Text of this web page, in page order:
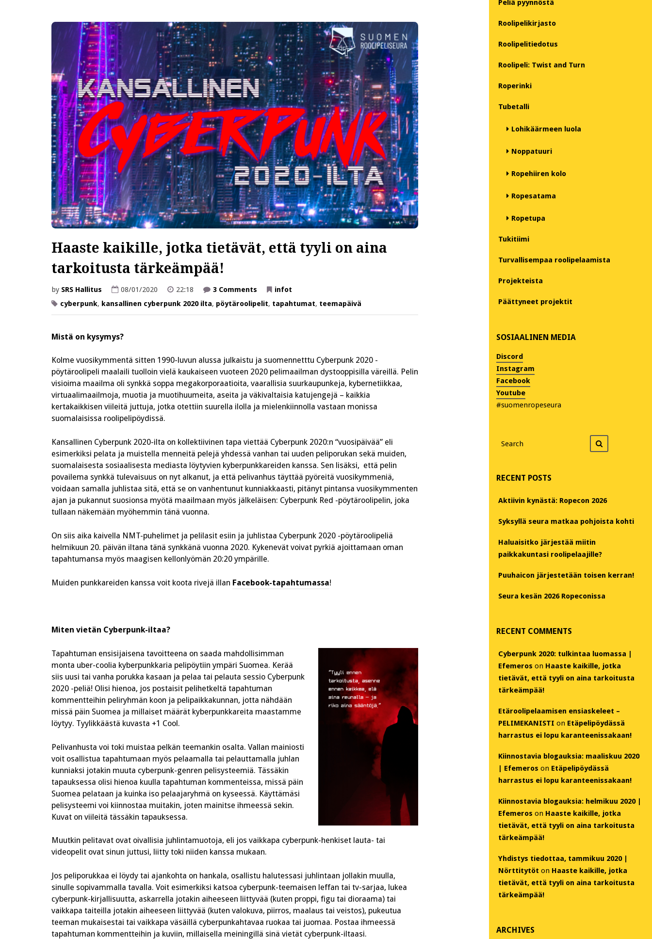
Haaste kaikille, jotka tietävät, että tyyli on aina
tarkoitusta tärkeämpää!
by SRS Hallitus 08/01/2020 22:18 3 Commentson
kaikille,
jotka
tärkeämpää!
infot
cyberpunk, kansallinen cyberpunk 2020 ilta, pöytäroolipelit, tapahtumat, teemapäivä
Mistä on kysymys?
Kolme vuosikymmentä sitten 1990-luvun alussa julkaistu ja suomennetttu Cyberpunk 2020 -
pöytäroolipeli maalaili tuolloin vielä kaukaiseen vuoteen 2020 pelimaailman dystooppisilla väreillä. Pelin
visioima maailma oli synkkä soppa megakorporaatioita, vaarallisia suurkaupunkeja, kybernetiikkaa,
virtuaalimaailmoja, muotia ja muotihuumeita, aseita ja väkivaltaisia katujengejä – kaikkia
kertakaikkisen viileitä juttuja, jotka otettiin suurella ilolla ja mielenkiinnolla vastaan monissa
suomalaisissa roolipelipöydissä.
Kansallinen Cyberpunk 2020-ilta on kollektiivinen tapa viettää Cyberpunk 2020:n “vuosipäivää” eli
esimerkiksi pelata ja muistella menneitä pelejä yhdessä vanhan tai uuden peliporukan sekä muiden,
suomalaisesta sosiaalisesta mediasta löytyvien kyberpunkkareiden kanssa. Sen lisäksi, että pelin
povailema synkkä tulevaisuus on nyt alkanut, ja että pelivanhus täyttää pyöreitä vuosikymmeniä,
voidaan samalla juhlistaa sitä, että se on vanhentunut kunniakkaasti, pitänyt pintansa vuosikymmenten
ajan ja pukannut suosionsa myötä maailmaan myös jälkeläisen: Cyberpunk Red -pöytäroolipelin, joka
tullaan näkemään myöhemmin tänä vuonna.
On siis aika kaivella NMT-puhelimet ja pelilasit esiin ja juhlistaa Cyberpunk 2020 -pöytäroolipeliä
helmikuun 20. päivän iltana tänä synkkänä vuonna 2020. Kykenevät voivat pyrkiä ajoittamaan oman
tapahtumansa myös maagisen kellonlyömän 20:20 ympärille.
Muiden punkkareiden kanssa voit koota rivejä illan Facebook-tapahtumassa!
Miten vietän Cyberpunk-iltaa?
Tapahtuman ensisijaisena tavoitteena on saada mahdollisimman
monta uber-coolia kyberpunkkaria pelipöytiin ympäri Suomea. Kerää
siis uusi tai vanha porukka kasaan ja pelaa tai pelauta sessio Cyberpunk
2020 -peliä! Olisi hienoa, jos postaisit pelihetkeltä tapahtuman
kommentteihin peliryhmän koon ja pelipaikkakunnan, jotta nähdään
missä päin Suomea ja millaiset määrät kyberpunkkareita maastamme
löytyy. Tyylikkäästä kuvasta +1 Cool.
Pelivanhusta voi toki muistaa pelkän teemankin osalta. Vallan mainiosti
voit osallistua tapahtumaan myös pelaamalla tai pelauttamalla juhlan
kunniaksi jotakin muuta cyberpunk-genren pelisysteemiä. Tässäkin
tapauksessa olisi hienoa kuulla tapahtuman kommenteissa, missä päin
Suomea pelataan ja kuinka iso pelaajaryhmä on kyseessä. Käyttämäsi
pelisysteemi voi kiinnostaa muitakin, joten mainitse ihmeessä sekin.
Kuvat on viileitä tässäkin tapauksessa.
Muutkin pelitavat ovat oivallisia juhlintamuotoja, eli jos vaikkapa cyberpunk-henkiset lauta- tai
videopelit ovat sinun juttusi, liitty toki niiden kanssa mukaan.
Jos peliporukkaa ei löydy tai ajankohta on hankala, osallistu halutessasi juhlintaan jollakin muulla,
sinulle sopivammalla tavalla. Voit esimerkiksi katsoa cyberpunk-teemaisen leffan tai tv-sarjaa, lukea
cyberpunk-kirjallisuutta, askarrella jotakin aiheeseen liittyvää (kuten proppi, figu tai dioraama) tai
vaikkapa taiteilla jotakin aiheeseen liittyvää (kuten valokuva, piirros, maalaus tai veistos), pukeutua
teeman mukaisestai tai vaikkapa väsäillä cyberpunkahtavaa ruokaa tai juomaa. Postaa ihmeessä
tapahtuman kommentteihin ja kuviin, millaisella meiningillä sinä vietät cyberpunk-iltaasi.
Peliä pyynnöstä
Roolipelikirjasto
Roolipelitiedotus
Roolipeli: Twist and Turn
Roperinki
Tubetalli
Lohikäärmeen luola
Noppatuuri
Ropehiiren kolo
Ropesatama
Ropetupa
Tukitiimi
Turvallisempaa roolipelaamista
Projekteista
Päättyneet projektit
SOSIAALINEN MEDIA
Discord
Instagram
Facebook
Youtube
#suomenropeseura
for
RECENT POSTS
Aktiivin kynästä: Ropecon 2026
Syksyllä seura matkaa pohjoista kohti
Haluaisitko järjestää miitin
paikkakuntasi roolipelaajille?
Puuhaicon järjestetään toisen kerran!
Seura kesän 2026 Ropeconissa
RECENT COMMENTS
Cyberpunk 2020: tulkintaa luomassa |
Efemeros on Haaste kaikille, jotka
tietävät, että tyyli on aina tarkoitusta
tärkeämpää!
Etäroolipelaamisen ensiaskeleet –
PELIMEKANISTI on Etäpelipöydässä
harrastus ei lopu karanteenissakaan!
Kiinnostavia blogauksia: maaliskuu 2020
| Efemeros on Etäpelipöydässä
harrastus ei lopu karanteenissakaan!
Kiinnostavia blogauksia: helmikuu 2020 |
Efemeros on Haaste kaikille, jotka
tietävät, että tyyli on aina tarkoitusta
tärkeämpää!
Yhdistys tiedottaa, tammikuu 2020 |
Nörttitytöt on Haaste kaikille, jotka
tietävät, että tyyli on aina tarkoitusta
tärkeämpää!
ARCHIVES